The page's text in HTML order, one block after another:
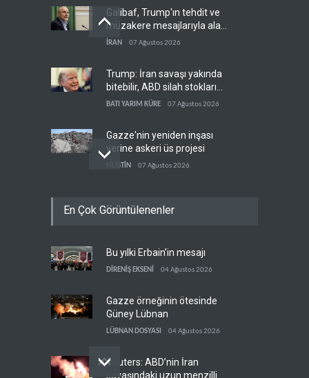
Galibaf, Trump'ın tehdit ve
müzakere mesajlarıyla alay
etti
İRAN 07 Ağustos 2026
Trump: İran savaşı yakında
bitebilir, ABD silah stokları
zorlanıyor
BATI YARIM KÜRE 07 Ağustos 2026
Gazze'nin yeniden inşası
yerine askeri üs projesi
FİLİSTİN 07 Ağustos 2026
krizi
UNICEF: Gazze'de
ateşkesten bu yana 300
En Çok Görüntülenenler
Bu yılki Erbain’in mesajı
DİRENİŞ EKSENİ 04 Ağustos 2026
Gazze örneğinin ötesinde
Güney Lübnan
LÜBNAN DOSYASI 04 Ağustos 2026
Reuters: ABD’nin İran
savaşındaki uzun menzilli